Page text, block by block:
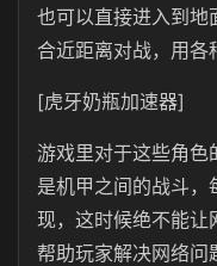
也可以直接进入到地
合近距离对战，用各
[虎牙奶瓶加速器]
游戏里对于这些角
是机甲之间的战斗，
现，这时候绝不能让
帮助玩家解决网络问